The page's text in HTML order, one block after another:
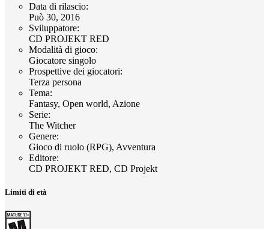
Data di rilascio:
Può 30, 2016
Sviluppatore:
CD PROJEKT RED
Modalità di gioco:
Giocatore singolo
Prospettive dei giocatori:
Terza persona
Tema:
Fantasy, Open world, Azione
Serie:
The Witcher
Genere:
Gioco di ruolo (RPG), Avventura
Editore:
CD PROJEKT RED, CD Projekt
Limiti di età